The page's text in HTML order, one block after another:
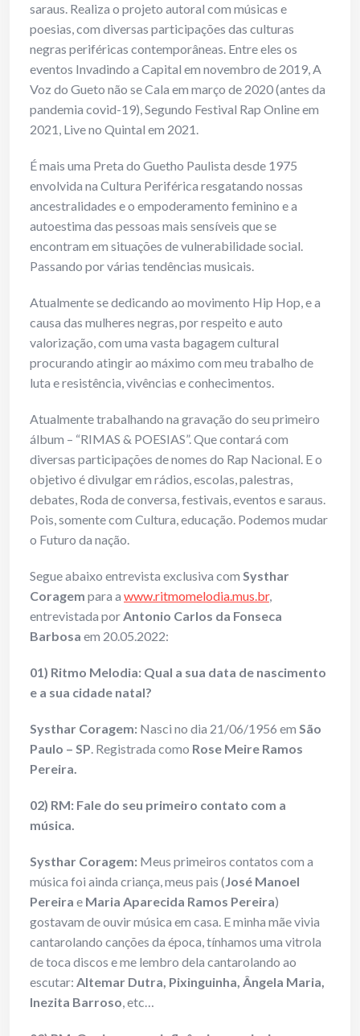
saraus. Realiza o projeto autoral com músicas e
poesias, com diversas participações das culturas
negras periféricas contemporâneas. Entre eles os
eventos Invadindo a Capital em novembro de 2019, A
Voz do Gueto não se Cala em março de 2020 (antes da
pandemia covid-19), Segundo Festival Rap Online em
2021, Live no Quintal em 2021.
É mais uma Preta do Guetho Paulista desde 1975
envolvida na Cultura Periférica resgatando nossas
ancestralidades e o empoderamento feminino e a
autoestima das pessoas mais sensíveis que se
encontram em situações de vulnerabilidade social.
Passando por várias tendências musicais.
Atualmente se dedicando ao movimento Hip Hop, e a
causa das mulheres negras, por respeito e auto
valorização, com uma vasta bagagem cultural
procurando atingir ao máximo com meu trabalho de
luta e resistência, vivências e conhecimentos.
Atualmente trabalhando na gravação do seu primeiro
álbum – “RIMAS & POESIAS”. Que contará com
diversas participações de nomes do Rap Nacional. E o
objetivo é divulgar em rádios, escolas, palestras,
debates, Roda de conversa, festivais, eventos e saraus.
Pois, somente com Cultura, educação. Podemos mudar
o Futuro da nação.
Segue abaixo entrevista exclusiva com Systhar
Coragem para a www.ritmomelodia.mus.br,
entrevistada porAntonio Carlos da Fonseca
Barbosa em 20.05.2022:
01) Ritmo Melodia: Qual a sua data de nascimento
e a sua cidade natal?
Systhar Coragem: Nasci no dia 21/06/1956 em São
Paulo – SP. Registrada como Rose Meire Ramos
Pereira.
02) RM: Fale do seu primeiro contato com a
música.
Systhar Coragem: Meus primeiros contatos com a
música foi ainda criança, meus pais (José Manoel
Pereira e Maria Aparecida Ramos Pereira)
gostavam de ouvir música em casa. E minha mãe vivia
cantarolando canções da época, tínhamos uma vitrola
de toca discos e me lembro dela cantarolando ao
escutar: Altemar Dutra, Pixinguinha, Ângela Maria,
Inezita Barroso, etc…